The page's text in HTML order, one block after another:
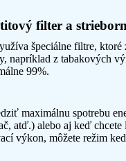
filter a
špeciálne filtre,
napríklad z tabakových
99%.
maximálnu spotrebu
atď.) alebo aj keď
výkon, môžete režim